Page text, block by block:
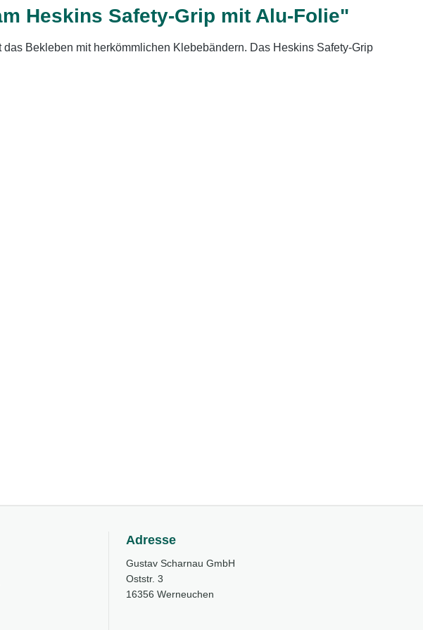
Heskins Safety-Grip mit Alu-Folie"
Bekleben mit herkömmlichen Klebebändern. Das Heskins Safety-Grip
Adresse
Gustav Scharnau GmbH
Oststr. 3
16356 Werneuchen